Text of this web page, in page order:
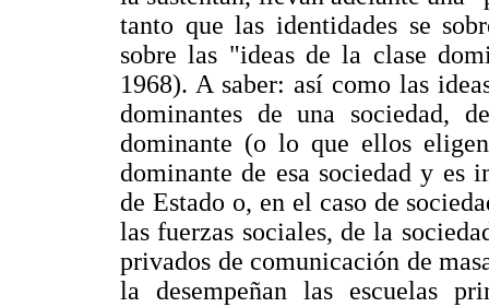
tanto que las identidades se
sobre las "ideas de la clase
1968). A saber: así como las
dominantes de una sociedad,
dominante (o lo que ellos
dominante de esa sociedad y es
de Estado o, en el caso de
las fuerzas sociales, de la
privados de comunicación de
la desempeñan las escuelas